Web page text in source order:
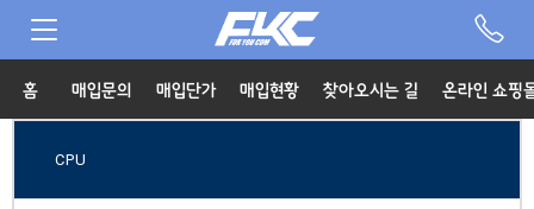
홈 매입문의 매입단가 매입현황 찾아오시는 길 온라인 쇼핑
CPU